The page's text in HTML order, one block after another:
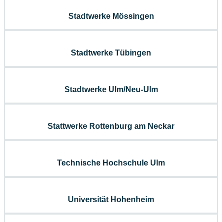
Stadtwerke Mössingen
Stadtwerke Tübingen
Stadtwerke Ulm/Neu-Ulm
Stattwerke Rottenburg am Neckar
Technische Hochschule Ulm
Universität Hohenheim